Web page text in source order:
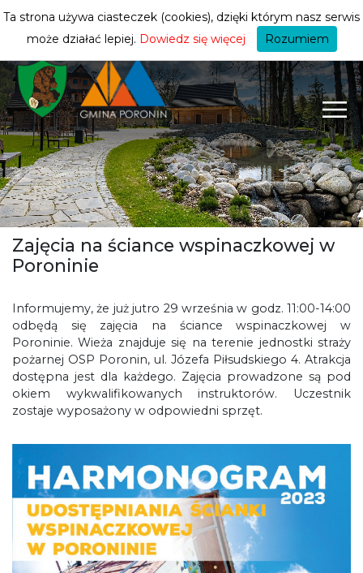
turysty
Zajęcia na ściance wspinaczkowej w
Poroninie
Informujemy, że już jutro 29 września w godz. 11:00-14:00
odbędą się zajęcia na ściance wspinaczkowej w
Poroninie. Wieża znajduje się na terenie jednostki straży
pożarnej OSP Poronin, ul. Józefa Piłsudskiego 4. Atrakcja
dostępna jest dla każdego. Zajęcia prowadzone są pod
okiem wykwalifikowanych instruktorów. Uczestnik
zostaje wyposażony w odpowiedni sprzęt.
Ta strona używa ciasteczek (cookies), dzięki którym nasz serwis
może działać lepiej. Dowiedz się więcej Rozumiem